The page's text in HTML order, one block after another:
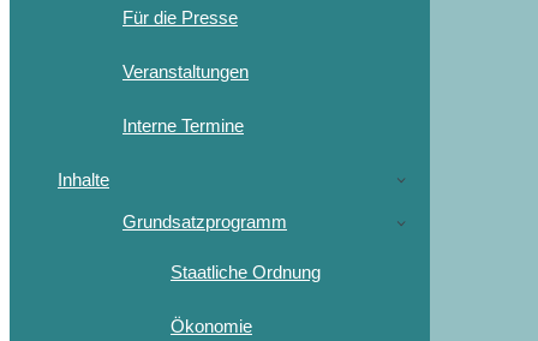
Für die Presse
Veranstaltungen
Interne Termine
Inhalte
Grundsatzprogramm
Staatliche Ordnung
Ökonomie